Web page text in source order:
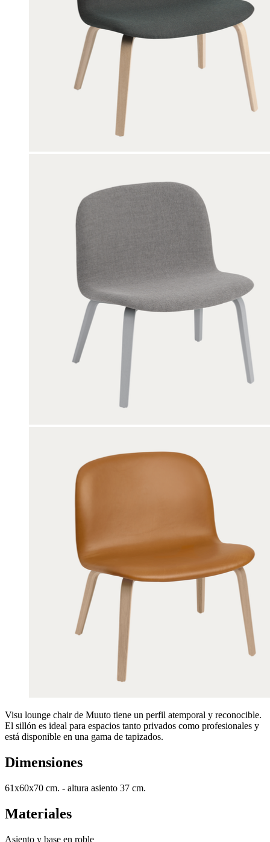
Visu lounge chair de Muuto tiene un perfil atemporal y reconocible.
El sillón es ideal para espacios tanto privados como profesionales y
está disponible en una gama de tapizados.
Dimensiones
61x60x70 cm. - altura asiento 37 cm.
Materiales
Asiento y base en roble